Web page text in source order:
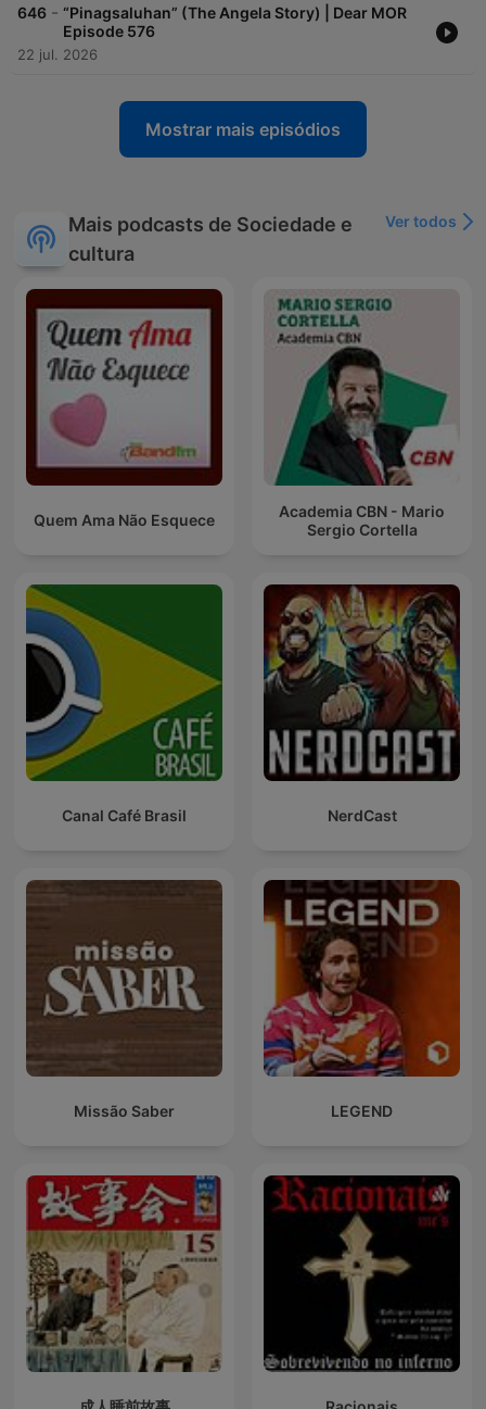
646 - “Pinagsaluhan” (The Angela Story) | Dear MOR
Episode 576
22 jul. 2026
Mostrar mais episódios
Mais podcasts de Sociedade e
cultura
Ver todos
Quem Ama Não Esquece
Academia CBN - Mario
Sergio Cortella
Canal Café Brasil NerdCast
Missão Saber LEGEND